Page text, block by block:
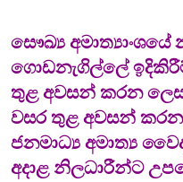
සෞඛ්‍ය
ගොඩනැගිල්ලේ
තුළ අවසන් කරන
වසර තුළ අවසන්
ජනමාධ්‍ය අමාත්‍ය
අදාළ නිලධාරීන්ට